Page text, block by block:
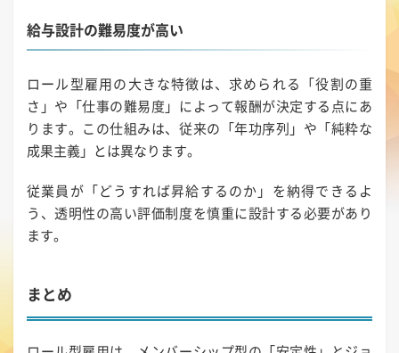
給与設計の難易度が高い
ロール型雇用の大きな特徴は、求められる「役割の重
さ」や「仕事の難易度」によって報酬が決定する点にあ
ります。この仕組みは、従来の「年功序列」や「純粋な
成果主義」とは異なります。
従業員が「どうすれば昇給するのか」を納得できるよ
う、透明性の高い評価制度を慎重に設計する必要があり
ます。
まとめ